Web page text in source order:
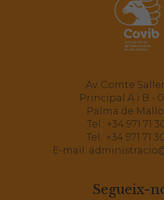
Av. Comte
Principal A i B -
Palma de
Tel.: +34 971 71
Tel.: +34 971 71
E-mail:
Segueix-